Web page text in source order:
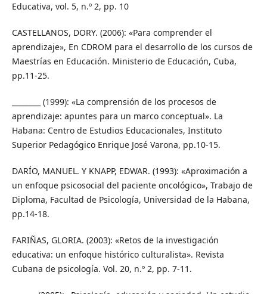
Educativa, vol. 5, n.º 2, pp. 10
CASTELLANOS, DORY. (2006): «Para comprender el
aprendizaje», En CDROM para el desarrollo de los cursos de
Maestrías en Educación. Ministerio de Educación, Cuba,
pp.11-25.
________ (1999): «La comprensión de los procesos de
aprendizaje: apuntes para un marco conceptual». La
Habana: Centro de Estudios Educacionales, Instituto
Superior Pedagógico Enrique José Varona, pp.10-15.
DARÍO, MANUEL. Y KNAPP, EDWAR. (1993): «Aproximación a
un enfoque psicosocial del paciente oncológico», Trabajo de
Diploma, Facultad de Psicología, Universidad de la Habana,
pp.14-18.
FARIÑAS, GLORIA. (2003): «Retos de la investigación
educativa: un enfoque histórico culturalista». Revista
Cubana de psicología. Vol. 20, n.º 2, pp. 7-11.